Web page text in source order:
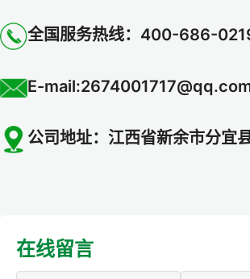
全国服务热线：400-686-
E-
公司地址：江西省新余市分宜
在线留言